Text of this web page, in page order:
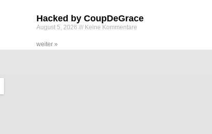
Hacked by CoupDeGrace
August 5, 2026 Keine Kommentare
weiter »